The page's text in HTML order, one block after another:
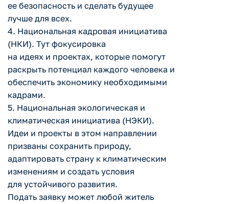
ее безопасность и сделать будущее
лучше для всех.
4. Национальная кадровая инициатива
(НКИ). Тут фокусировка
на идеях и проектах, которые помогут
раскрыть потенциал каждого человека и
обеспечить экономику необходимыми
кадрами.
5. Национальная экологическая и
климатическая инициатива (НЭКИ).
Идеи и проекты в этом направлении
призваны сохранить природу,
адаптировать страну к климатическим
изменениям и создать условия
для устойчивого развития.
Подать заявку может любой житель